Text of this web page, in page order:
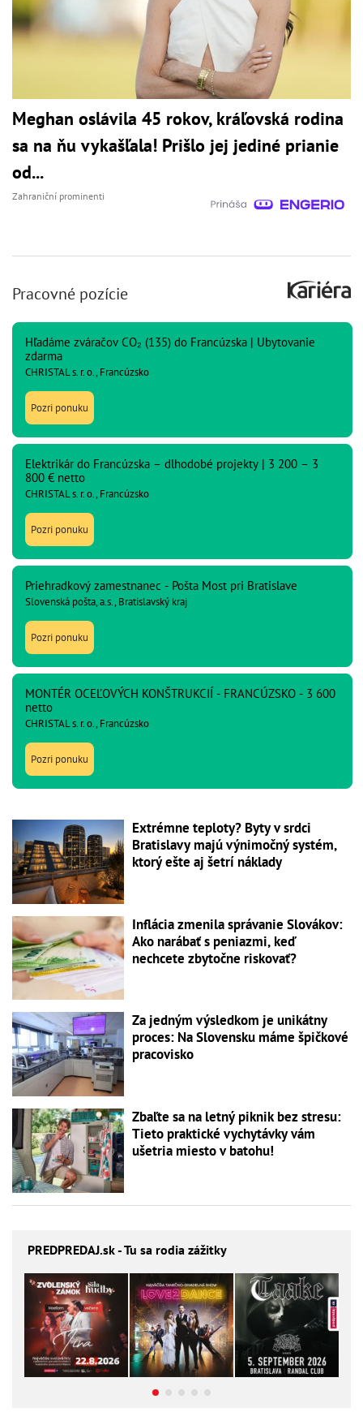
Meghan oslávila 45 rokov, kráľovská rodina
sa na ňu vykašľala! Prišlo jej jediné prianie
od...
Zahraniční prominenti
Pracovné pozície
Hľadáme zváračov CO₂ (135) do Francúzska | Ubytovanie
zdarma
CHRISTAL s. r. o., Francúzsko
Pozri ponuku
Elektrikár do Francúzska – dlhodobé projekty | 3 200 – 3
800 € netto
CHRISTAL s. r. o., Francúzsko
Pozri ponuku
Priehradkový zamestnanec - Pošta Most pri Bratislave
Slovenská pošta, a.s., Bratislavský kraj
Pozri ponuku
MONTÉR OCEĽOVÝCH KONŠTRUKCIÍ - FRANCÚZSKO - 3 600
netto
CHRISTAL s. r. o., Francúzsko
Pozri ponuku
Extrémne teploty? Byty v srdci
Bratislavy majú výnimočný systém,
ktorý ešte aj šetrí náklady
Inflácia zmenila správanie Slovákov:
Ako narábať s peniazmi, keď
nechcete zbytočne riskovať?
Za jedným výsledkom je unikátny
proces: Na Slovensku máme špičkové
pracovisko
Zbaľte sa na letný piknik bez stresu:
Tieto praktické vychytávky vám
ušetria miesto v batohu!
PREDPREDAJ.sk - Tu sa rodia zážitky